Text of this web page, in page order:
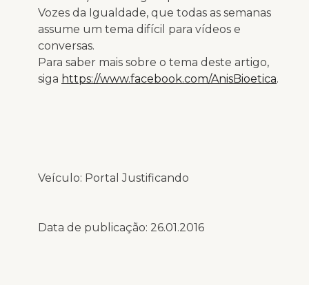
Vozes da Igualdade, que todas as semanas
assume um tema difícil para vídeos e
conversas.
Para saber mais sobre o tema deste artigo,
siga https://www.facebook.com/AnisBioetica.
Veículo: Portal Justificando
Data de publicação: 26.01.2016